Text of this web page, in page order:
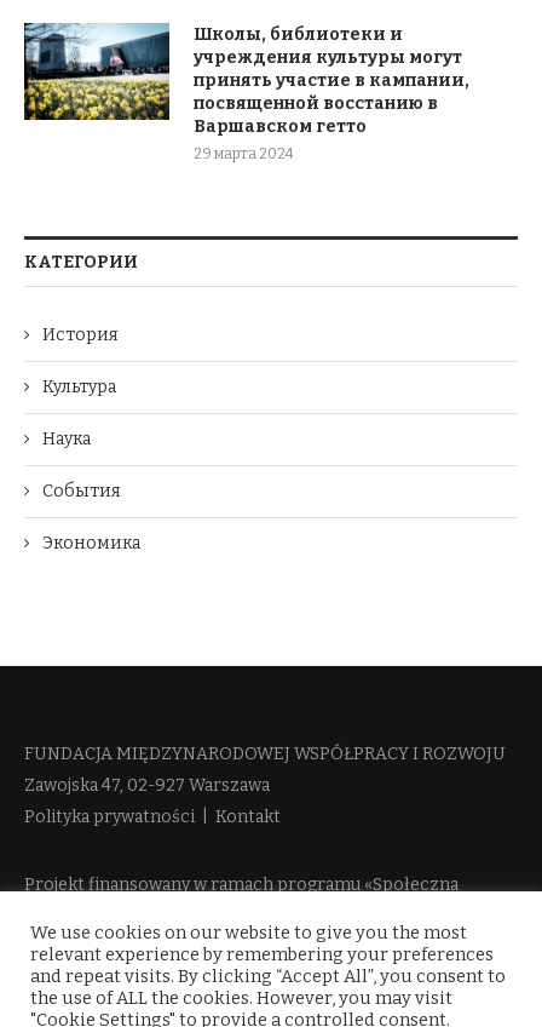
Школы, библиотеки и
учреждения культуры могут
принять участие в кампании,
посвященной восстанию в
Варшавском гетто
29 марта 2024
КАТЕГОРИИ
История
Культура
Наука
События
Экономика
FUNDACJA MIĘDZYNARODOWEJ WSPÓŁPRACY I ROZWOJU​
Zawojska 47, 02-927 Warszawa
Polityka prywatności
Kontakt
Projekt finansowany w ramach programu «Społeczna
więcej informacji
We use cookies on our website to give you the most
relevant experience by remembering your preferences
and repeat visits. By clicking “Accept All”, you consent to
the use of ALL the cookies. However, you may visit
"Cookie Settings" to provide a controlled consent.